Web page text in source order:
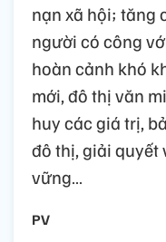
nạn xã hội; tăng
người có công
hoàn cảnh khó
mới, đô thị văn
huy các giá trị,
đô thị, giải quyết
vững…
PV